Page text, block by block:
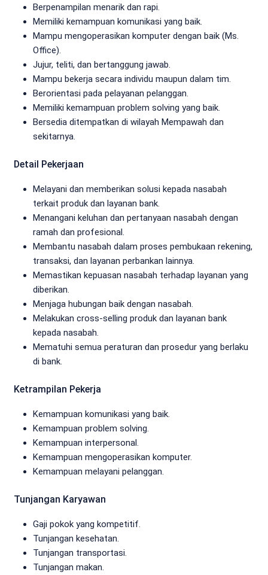
Berpenampilan menarik dan rapi.
Memiliki kemampuan komunikasi yang baik.
Mampu mengoperasikan komputer dengan baik (Ms.
Office).
Jujur, teliti, dan bertanggung jawab.
Mampu bekerja secara individu maupun dalam tim.
Berorientasi pada pelayanan pelanggan.
Memiliki kemampuan problem solving yang baik.
Bersedia ditempatkan di wilayah Mempawah dan
sekitarnya.
Detail Pekerjaan
Melayani dan memberikan solusi kepada nasabah
terkait produk dan layanan bank.
Menangani keluhan dan pertanyaan nasabah dengan
ramah dan profesional.
Membantu nasabah dalam proses pembukaan rekening,
transaksi, dan layanan perbankan lainnya.
Memastikan kepuasan nasabah terhadap layanan yang
diberikan.
Menjaga hubungan baik dengan nasabah.
Melakukan cross-selling produk dan layanan bank
kepada nasabah.
Mematuhi semua peraturan dan prosedur yang berlaku
di bank.
Ketrampilan Pekerja
Kemampuan komunikasi yang baik.
Kemampuan problem solving.
Kemampuan interpersonal.
Kemampuan mengoperasikan komputer.
Kemampuan melayani pelanggan.
Tunjangan Karyawan
Gaji pokok yang kompetitif.
Tunjangan kesehatan.
Tunjangan transportasi.
Tunjangan makan.